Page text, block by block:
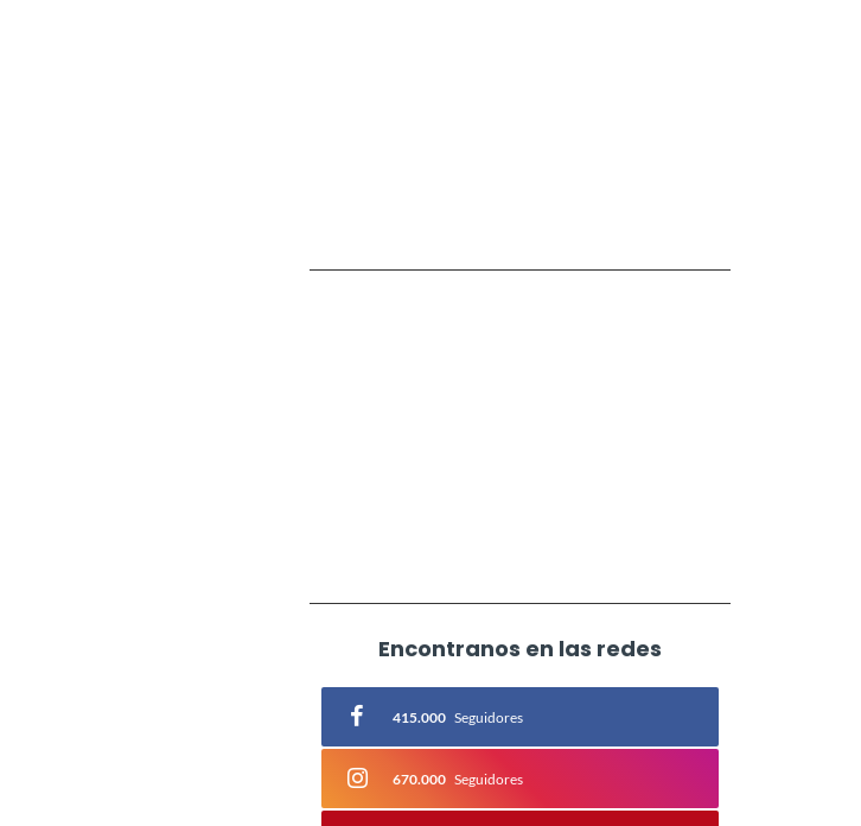
Encontranos en las redes
415.000 Seguidores
670.000 Seguidores